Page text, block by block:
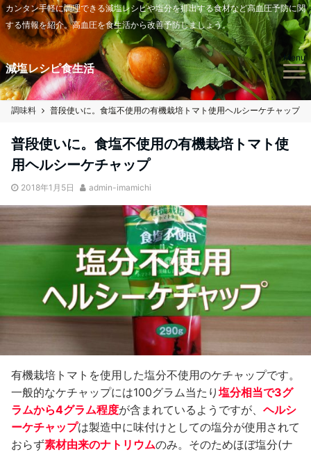
カンタン手軽に調理できる減塩レシピや塩分を排出する食材など高血圧予防に関
する情報を紹介。高血圧を食生活から改善予防しましょう。
減塩レシピ食生活
Menu
調味料 普段使いに。食塩不使用の有機栽培トマト使用ヘルシーケチャップ
普段使いに。食塩不使用の有機栽培トマト使
用ヘルシーケチャップ
2018年1月5日 admin-imamichi
有機栽培トマトを使用した塩分不使用のケチャップです。
一般的なケチャップには100グラム当たり 塩分相当で3グ
ラムから4グラム程度が含まれているようですが、 ヘルシ
ーケチャップは製造中に味付けとしての塩分が使用されて
おらず素材由来のナトリウムのみ。そのためほぼ塩分(ナ